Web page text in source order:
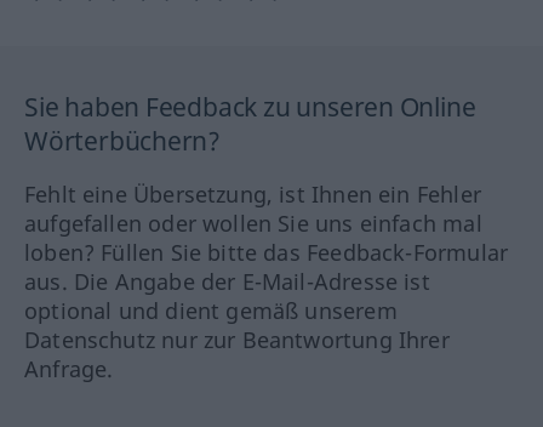
Sie haben Feedback zu unseren Online
Wörterbüchern?
Fehlt eine Übersetzung, ist Ihnen ein Fehler
aufgefallen oder wollen Sie uns einfach mal
loben? Füllen Sie bitte das Feedback-Formular
aus. Die Angabe der E-Mail-Adresse ist
optional und dient gemäß unserem
Datenschutz nur zur Beantwortung Ihrer
Anfrage.